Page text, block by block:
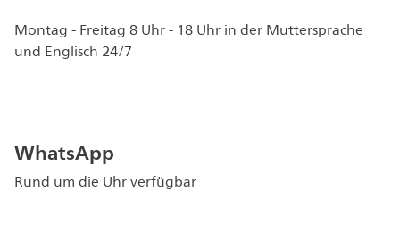
Montag - Freitag 8 Uhr - 18 Uhr in der Muttersprache
und Englisch 24/7
WhatsApp
Rund um die Uhr verfügbar